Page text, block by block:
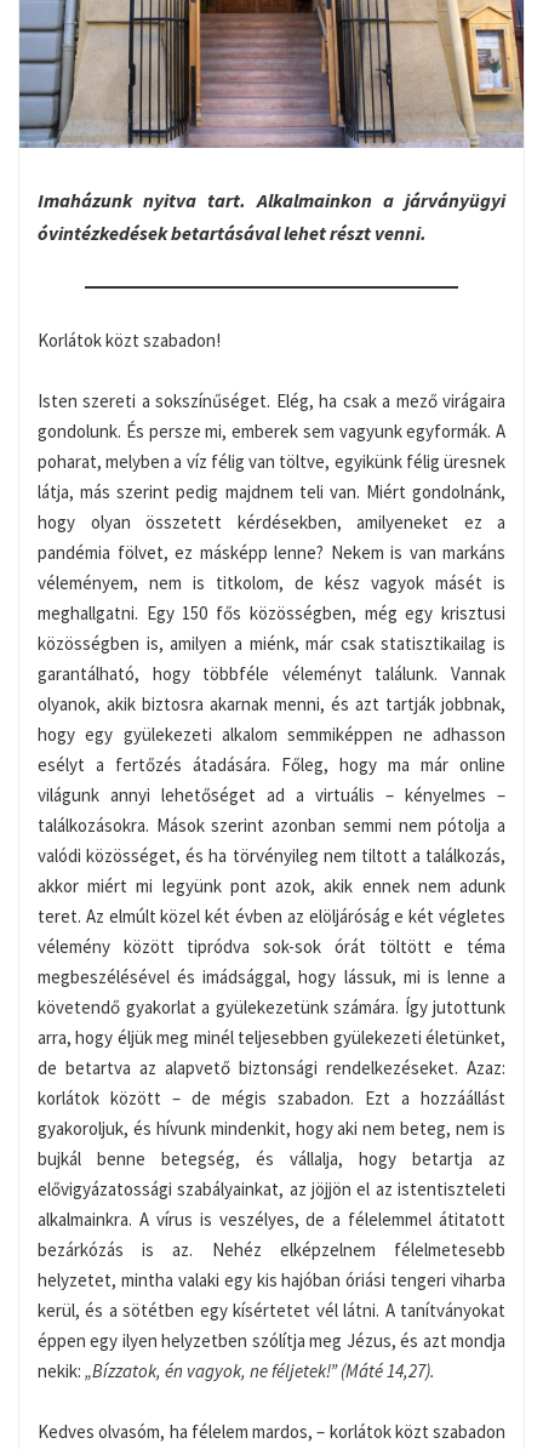
Imaházunk nyitva tart. Alkalmainkon a járványügyi
óvintézkedések betartásával lehet részt venni.
Korlátok közt szabadon!
Isten szereti a sokszínűséget. Elég, ha csak a mező virágaira
gondolunk. És persze mi, emberek sem vagyunk egyformák. A
poharat, melyben a víz félig van töltve, egyikünk félig üresnek
látja, más szerint pedig majdnem teli van. Miért gondolnánk,
hogy olyan összetett kérdésekben, amilyeneket ez a
pandémia fölvet, ez másképp lenne? Nekem is van markáns
véleményem, nem is titkolom, de kész vagyok másét is
meghallgatni. Egy 150 fős közösségben, még egy krisztusi
közösségben is, amilyen a miénk, már csak statisztikailag is
garantálható, hogy többféle véleményt találunk. Vannak
olyanok, akik biztosra akarnak menni, és azt tartják jobbnak,
hogy egy gyülekezeti alkalom semmiképpen ne adhasson
esélyt a fertőzés átadására. Főleg, hogy ma már online
világunk annyi lehetőséget ad a virtuális – kényelmes –
találkozásokra. Mások szerint azonban semmi nem pótolja a
valódi közösséget, és ha törvényileg nem tiltott a találkozás,
akkor miért mi legyünk pont azok, akik ennek nem adunk
teret. Az elmúlt közel két évben az elöljáróság e két végletes
vélemény között tipródva sok-sok órát töltött e téma
megbeszélésével és imádsággal, hogy lássuk, mi is lenne a
követendő gyakorlat a gyülekezetünk számára. Így jutottunk
arra, hogy éljük meg minél teljesebben gyülekezeti életünket,
de betartva az alapvető biztonsági rendelkezéseket. Azaz:
korlátok között – de mégis szabadon. Ezt a hozzáállást
gyakoroljuk, és hívunk mindenkit, hogy aki nem beteg, nem is
bujkál benne betegség, és vállalja, hogy betartja az
elővigyázatossági szabályainkat, az jöjjön el az istentiszteleti
alkalmainkra. A vírus is veszélyes, de a félelemmel átitatott
bezárkózás is az. Nehéz elképzelnem félelmetesebb
helyzetet, mintha valaki egy kis hajóban óriási tengeri viharba
kerül, és a sötétben egy kísértetet vél látni. A tanítványokat
éppen egy ilyen helyzetben szólítja meg Jézus, és azt mondja
nekik: „Bízzatok, én vagyok, ne féljetek!” (Máté 14,27).
Kedves olvasóm, ha félelem mardos, – korlátok közt szabadon